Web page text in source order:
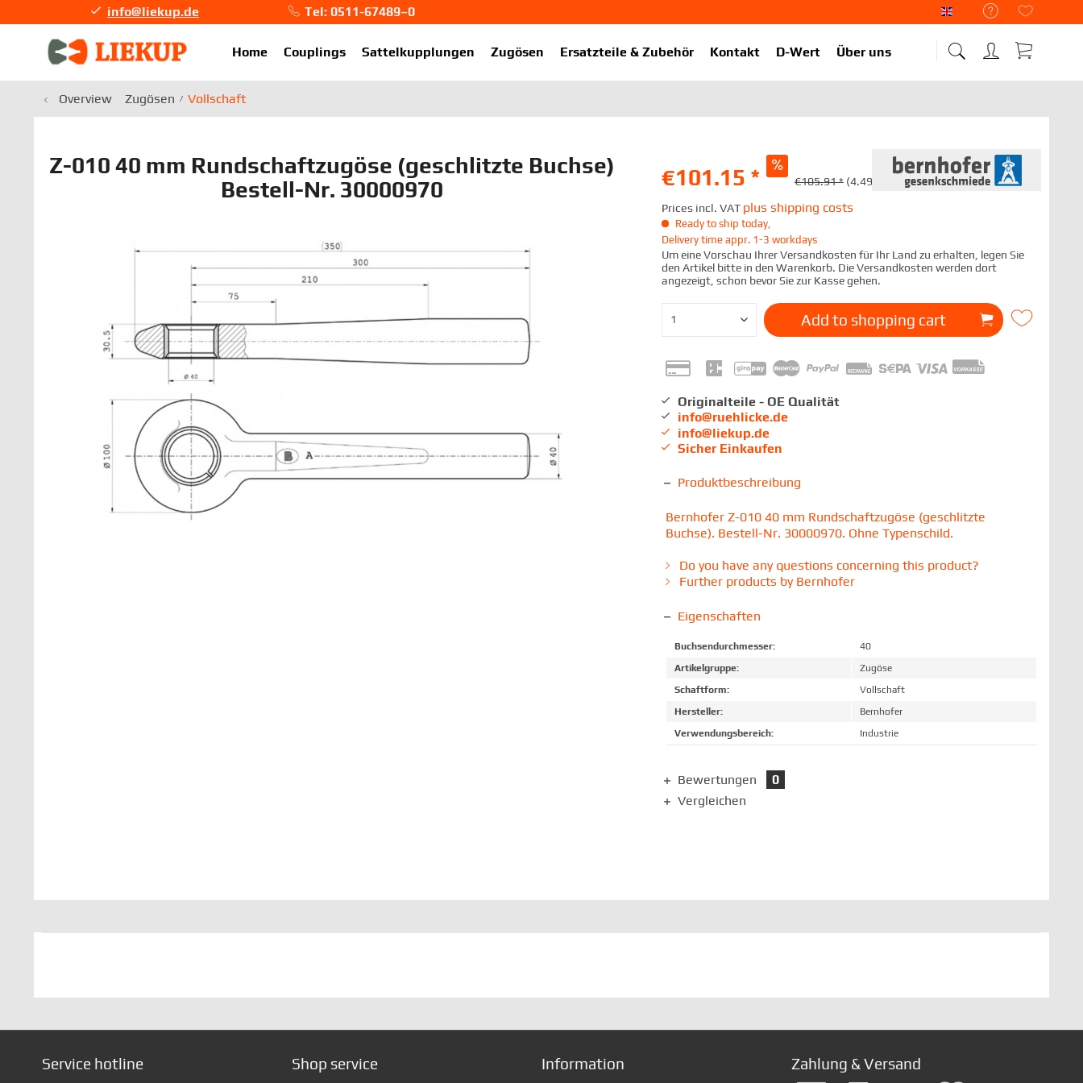
Liekup Englisch
info@liekup.de
Tel: 0511-67489–0
Home
Couplings Sattelkupplungen Zugösen Ersatzteile & Zubehör Kontakt D-Wert Über uns
Overview Zugösen Vollschaft
Z-010 40 mm Rundschaftzugöse (geschlitzte Buchse)
Bestell-Nr. 30000970
€101.15 * €105.91 * (4.49% Saved)
Prices incl. VAT plus shipping costs
Ready to ship today,
Delivery time appr. 1-3 workdays
Um eine Vorschau Ihrer Versandkosten für Ihr Land zu erhalten, legen Sie
den Artikel bitte in den Warenkorb. Die Versandkosten werden dort
angezeigt, schon bevor Sie zur Kasse gehen.
Add to shopping cart
Originalteile - OE Qualität
info@ruehlicke.de
info@liekup.de
Sicher Einkaufen
Produktbeschreibung
Bernhofer Z-010 40 mm Rundschaftzugöse (geschlitzte
Buchse). Bestell-Nr. 30000970. Ohne Typenschild.
Do you have any questions concerning this product?
Further products by Bernhofer
Eigenschaften
Buchsendurchmesser:
40
Artikelgruppe:
Zugöse
Schaftform:
Vollschaft
Hersteller:
Bernhofer
Verwendungsbereich:
Industrie
Bewertungen
0
Vergleichen
Service hotline Shop service Information Zahlung & Versand